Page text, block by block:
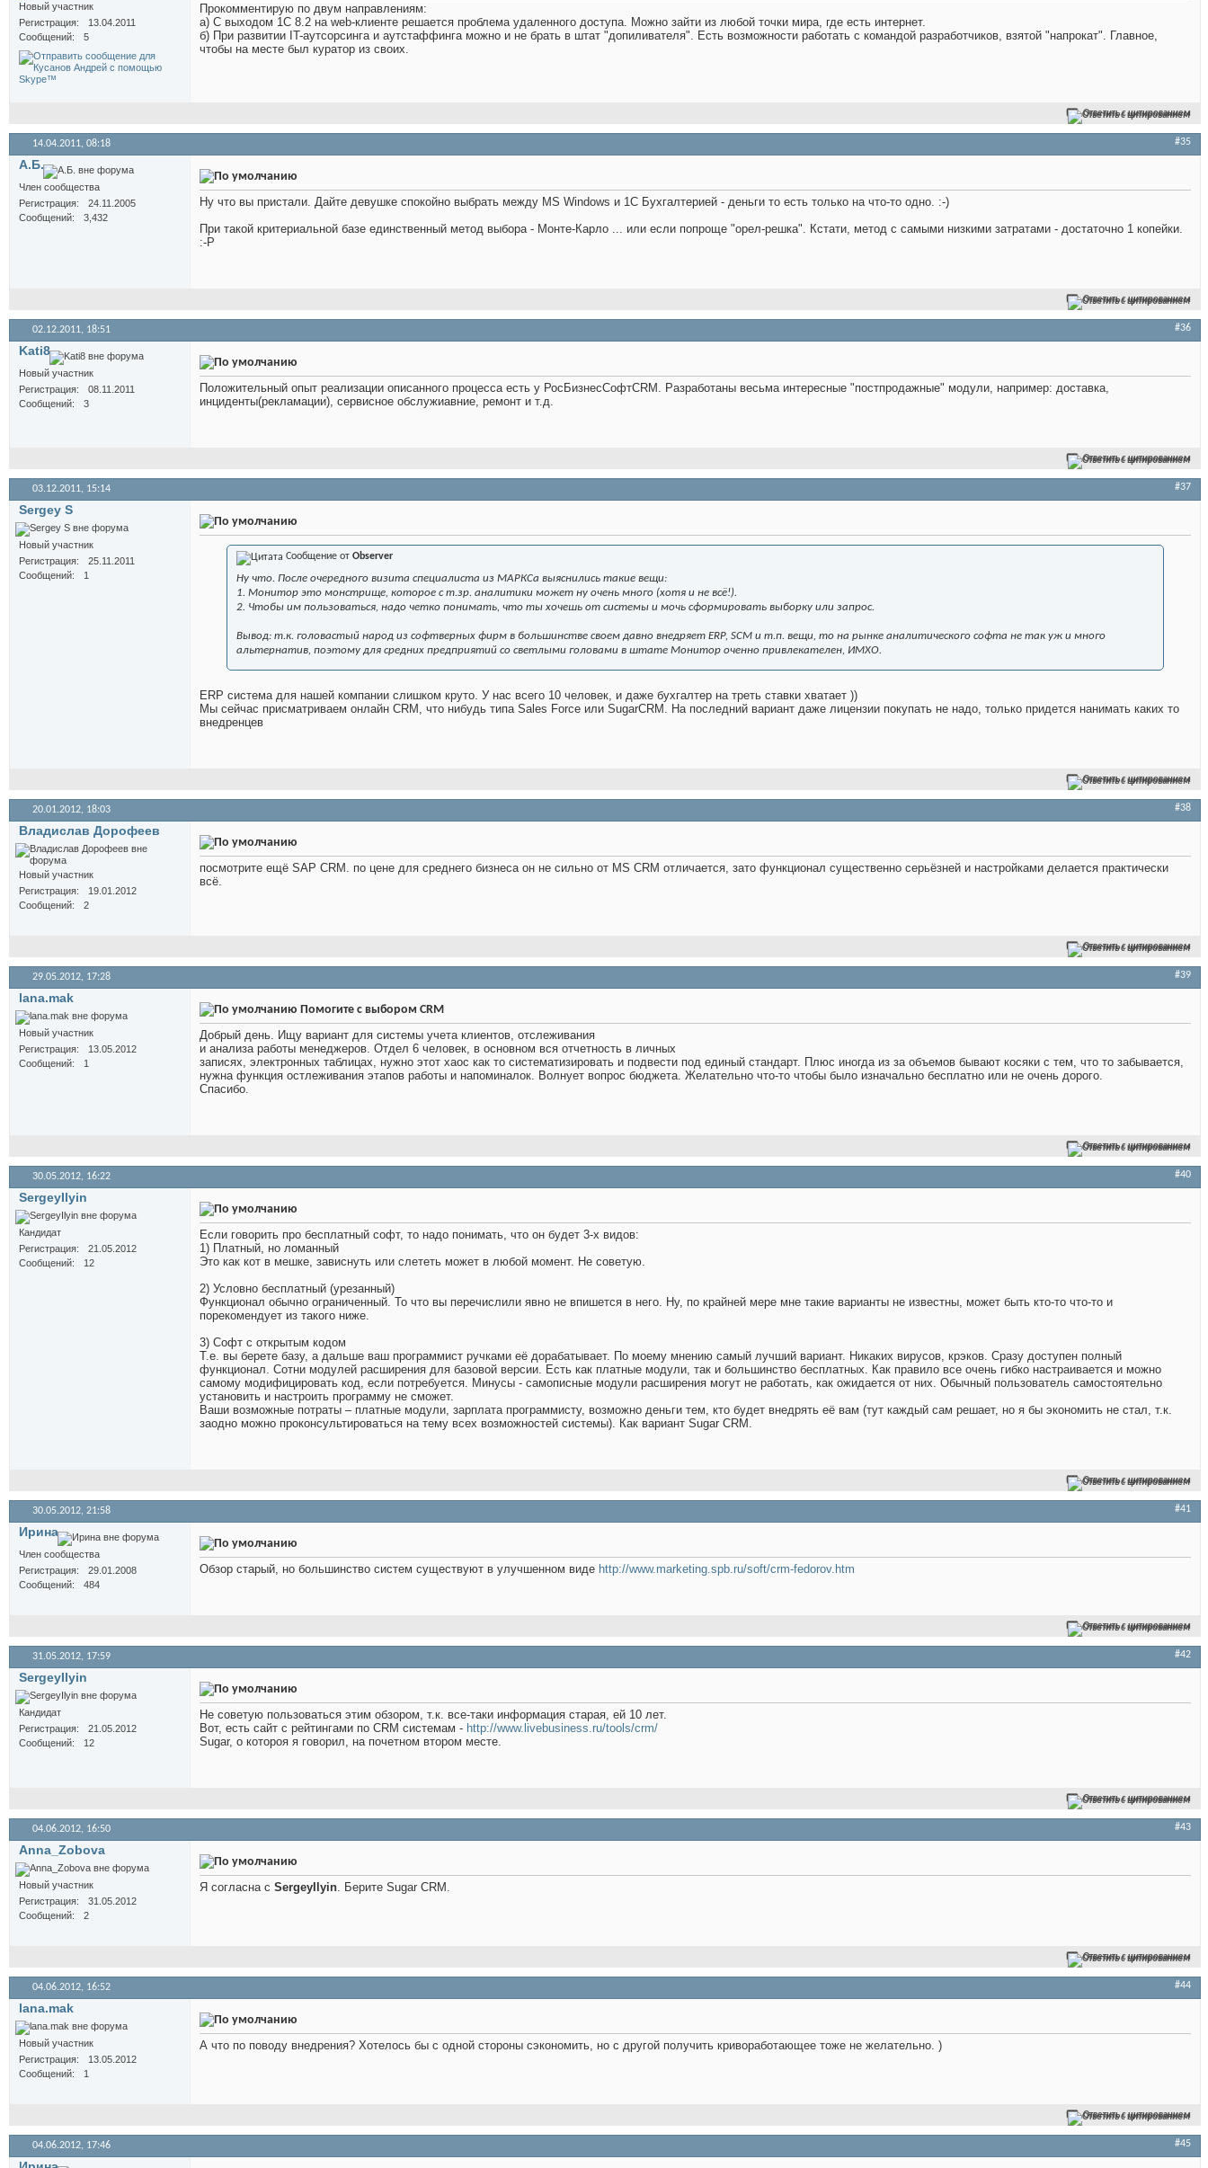
Новый участник
Регистрация
13.04.2011
Сообщений
5
Прокомментирую по двум направлениям:
а) С выходом 1С 8.2 на web-клиенте решается проблема удаленного доступа. Можно зайти из любой точки мира, где есть интернет.
б) При развитии IT-аутсорсинга и аутстаффинга можно и не брать в штат "допиливателя". Есть возможности работать с командой разработчиков, взятой "напрокат". Главное,
чтобы на месте был куратор из своих.
Ответить с цитированием
14.04.2011, 08:18 #35
А.Б.
Член сообщества
Регистрация
24.11.2005
Сообщений
3,432
Ну что вы пристали. Дайте девушке спокойно выбрать между MS Windows и 1С Бухгалтерией - деньги то есть только на что-то одно. :-)
При такой критериальной базе единственный метод выбора - Монте-Карло ... или если попроще "орел-решка". Кстати, метод с самыми низкими затратами - достаточно 1 копейки.
:-Р
Ответить с цитированием
02.12.2011, 18:51 #36
Kati8
Новый участник
Регистрация
08.11.2011
Сообщений
3
Положительный опыт реализации описанного процесса есть у РосБизнесСофтCRM. Разработаны весьма интересные "постпродажные" модули, например: доставка,
инциденты(рекламации), сервисное обслужиавние, ремонт и т.д.
Ответить с цитированием
03.12.2011, 15:14 #37
Sergey S
Новый участник
Регистрация
25.11.2011
Сообщений
1
Сообщение от Observer
Ну что. После очередного визита специалиста из МАРКСа выяснились такие вещи:
1. Монитор это монстрище, которое с т.зр. аналитики может ну очень много (хотя и не всё!).
2. Чтобы им пользоваться, надо четко понимать, что ты хочешь от системы и мочь сформировать выборку или запрос.
Вывод: т.к. головастый народ из софтверных фирм в большинстве своем давно внедряет ERP, SCM и т.п. вещи, то на рынке аналитического софта не так уж и много
альтернатив, поэтому для средних предприятий со светлыми головами в штате Монитор оченно привлекателен, ИМХО.
ERP система для нашей компании слишком круто. У нас всего 10 человек, и даже бухгалтер на треть ставки хватает ))
Мы сейчас присматриваем онлайн CRM, что нибудь типа Sales Force или SugarCRM. На последний вариант даже лицензии покупать не надо, только придется нанимать каких то
внедренцев
Ответить с цитированием
20.01.2012, 18:03 #38
Владислав Дорофеев
Новый участник
Регистрация
19.01.2012
Сообщений
2
посмотрите ещё SAP CRM. по цене для среднего бизнеса он не сильно от MS CRM отличается, зато функционал существенно серьёзней и настройками делается практически
всё.
Ответить с цитированием
29.05.2012, 17:28 #39
lana.mak
Новый участник
Регистрация
13.05.2012
Сообщений
1
Помогите с выбором CRM
Добрый день. Ищу вариант для системы учета клиентов, отслеживания
и анализа работы менеджеров. Отдел 6 человек, в основном вся отчетность в личных
записях, электронных таблицах, нужно этот хаос как то систематизировать и подвести под единый стандарт. Плюс иногда из за объемов бывают косяки с тем, что то забывается,
нужна функция остлеживания этапов работы и напоминалок. Волнует вопрос бюджета. Желательно что-то чтобы было изначально бесплатно или не очень дорого.
Спасибо.
Ответить с цитированием
30.05.2012, 16:22 #40
SergeyIlyin
Кандидат
Регистрация
21.05.2012
Сообщений
12
Если говорить про бесплатный софт, то надо понимать, что он будет 3-х видов:
1) Платный, но ломанный
Это как кот в мешке, зависнуть или слететь может в любой момент. Не советую.
2) Условно бесплатный (урезанный)
Функционал обычно ограниченный. То что вы перечислили явно не впишется в него. Ну, по крайней мере мне такие варианты не известны, может быть кто-то что-то и
порекомендует из такого ниже.
3) Софт с открытым кодом
Т.е. вы берете базу, а дальше ваш программист ручками её дорабатывает. По моему мнению самый лучший вариант. Никаких вирусов, крэков. Сразу доступен полный
функционал. Сотни модулей расширения для базовой версии. Есть как платные модули, так и большинство бесплатных. Как правило все очень гибко настраивается и можно
самому модифицировать код, если потребуется. Минусы - самописные модули расширения могут не работать, как ожидается от них. Обычный пользователь самостоятельно
установить и настроить программу не сможет.
Ваши возможные потраты – платные модули, зарплата программисту, возможно деньги тем, кто будет внедрять её вам (тут каждый сам решает, но я бы экономить не стал, т.к.
заодно можно проконсультироваться на тему всех возможностей системы). Как вариант Sugar CRM.
Ответить с цитированием
30.05.2012, 21:58 #41
Иринa
Член сообщества
Регистрация
29.01.2008
Сообщений
484
Обзор старый, но большинство систем существуют в улучшенном виде http://www.marketing.spb.ru/soft/crm-fedorov.htm
Ответить с цитированием
31.05.2012, 17:59 #42
SergeyIlyin
Кандидат
Регистрация
21.05.2012
Сообщений
12
Не советую пользоваться этим обзором, т.к. все-таки информация старая, ей 10 лет.
Вот, есть сайт с рейтингами по CRM системам - http://www.livebusiness.ru/tools/crm/
Sugar, о котороя я говорил, на почетном втором месте.
Ответить с цитированием
04.06.2012, 16:50 #43
Anna_Zobova
Новый участник
Регистрация
31.05.2012
Сообщений
2
Я согласна с SergeyIlyin. Берите Sugar CRM.
Ответить с цитированием
04.06.2012, 16:52 #44
lana.mak
Новый участник
Регистрация
13.05.2012
Сообщений
1
А что по поводу внедрения? Хотелось бы с одной стороны сэкономить, но с другой получить кривоработающее тоже не желательно. )
Ответить с цитированием
04.06.2012, 17:46 #45